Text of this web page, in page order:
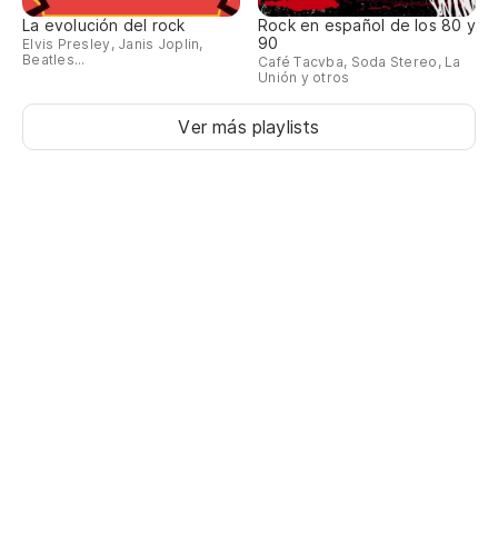
La evolución del rock
Elvis Presley, Janis Joplin,
Beatles...
Rock en español de los 80 y
90
Café Tacvba, Soda Stereo, La
Unión y otros
Ver más playlists